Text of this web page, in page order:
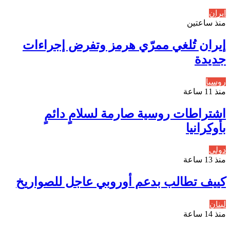
ايران
منذ ساعتين
إيران تُلغي ممرّي هرمز وتفرض إجراءات
جديدة
روسيا
منذ 11 ساعة
اشتراطات روسية صارمة لسلامٍ دائمٍ
بأوكرانيا
دولي
منذ 13 ساعة
كييف تطالب بدعم أوروبي عاجل للصواريخ
لبنان
منذ 14 ساعة